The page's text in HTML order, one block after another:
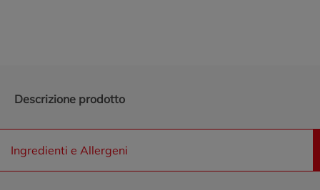
Descrizione prodotto
Ingredienti e Allergeni